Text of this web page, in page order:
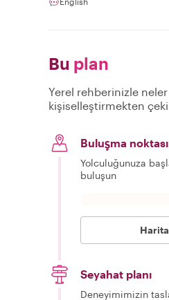
Bu plan
Yerel rehberinizle
kişiselleştirmekten
Buluşma noktası
Yolculuğunuza
buluşun
Seyahat planı
Deneyimimizin